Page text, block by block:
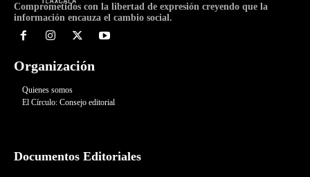
Comprometidos con la libertad de expresión creyendo que la
información encauza el cambio social.
Organización
Quienes somos
El Círculo: Consejo editorial
Documentos Editoriales